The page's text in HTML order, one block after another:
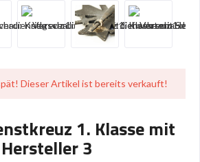
Dieser Artikel ist bereits verkauft!
1. Klasse mit
3